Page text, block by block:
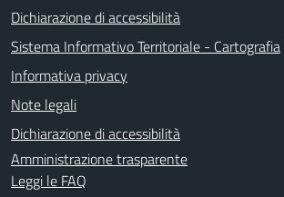
Dichiarazione di accessibilità
Sistema Informativo Territoriale - Cartografia
Informativa privacy
Note legali
Dichiarazione di accessibilità
Amministrazione trasparente
Leggi le FAQ